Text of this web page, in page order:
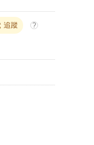
追蹤 ?